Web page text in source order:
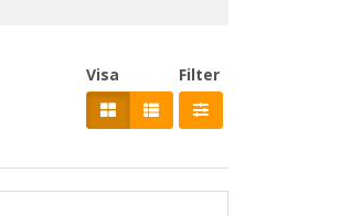
Filter
Visa